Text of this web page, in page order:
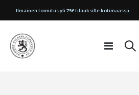
Ilmainen toimitus yli 75€ tilauksille kotimaassa
Toggle